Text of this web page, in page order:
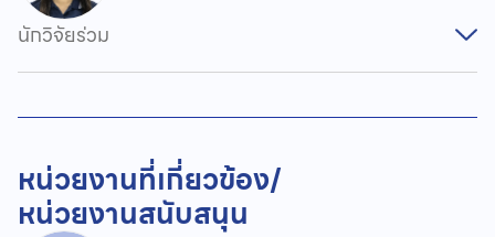
นักวิจัยร่วม
หน่วยงานที่เกี่ยวข้อง/
หน่วยงานสนับสนุน